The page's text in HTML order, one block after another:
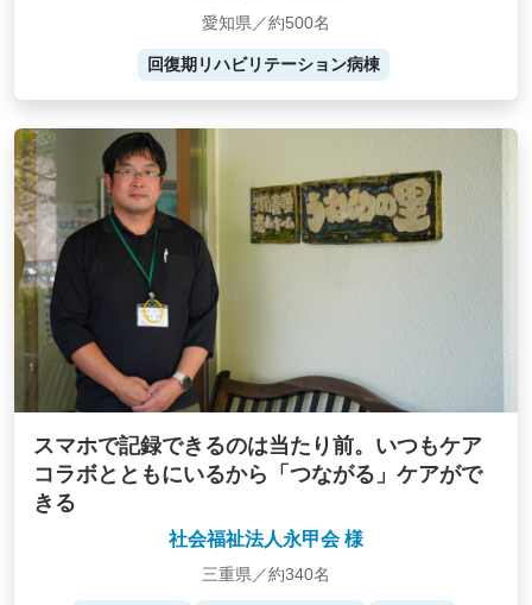
愛知県／約500名
回復期リハビリテーション病棟
スマホで記録できるのは当たり前。いつもケア
コラボとともにいるから「つながる」ケアがで
きる
社会福祉法人永甲会 様
三重県／約340名